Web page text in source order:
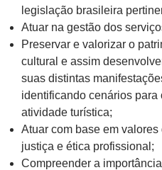
legislação brasileira
Atuar na gestão dos
Preservar e valorizar o
cultural e assim
suas distintas
identificando cenários para
atividade turística;
Atuar com base em
justiça e ética profissional;
Compreender a